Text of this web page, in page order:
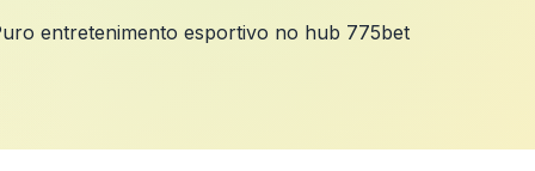
entretenimento esportivo no hub 775bet